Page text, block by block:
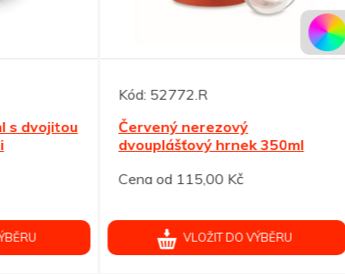
Červený nerezový
dvouplášťový hrnek 350ml
Cena od 115,00 Kč
VLOŽIT DO VÝBĚRU
Zelený
hrnek 350ml
Cena od